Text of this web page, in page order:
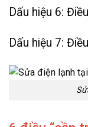
Dấu hiệu 6:
Dấu hiệu 7: